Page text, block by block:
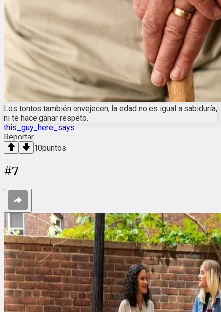
Los tontos también envejecen, la edad no es igual a sabiduría,
ni te hace ganar respeto.
this_guy_here_says
Reportar
10puntos
#7